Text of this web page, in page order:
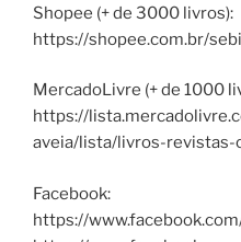
Shopee (+ de 3000 livros):
https://shopee.com.br/
MercadoLivre (+ de 1000
https://
aveia/lista/livros-
Facebook:
https://